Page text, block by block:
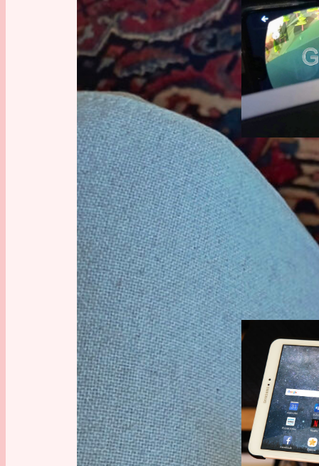
Handy,
SMART